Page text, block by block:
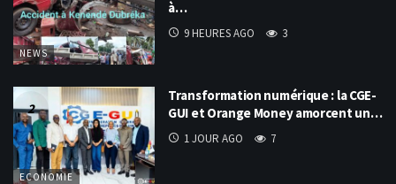
NEWS
à…
9 HEURES AGO 3
ECONOMIE
Transformation numérique : la CGE-
GUI et Orange Money amorcent un…
1 JOUR AGO 7